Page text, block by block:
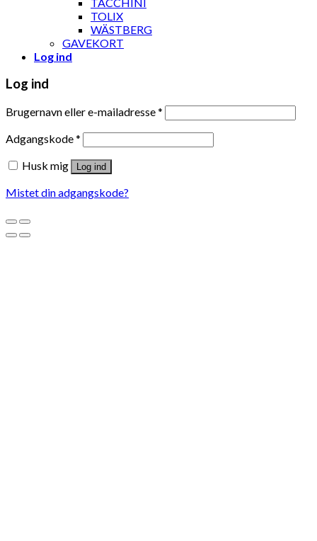
TOLIX
WÄSTBERG
GAVEKORT
Log ind
Log ind
Brugernavn eller e-mailadresse*
Adgangskode*
Husk mig
Log ind
Mistet din adgangskode?